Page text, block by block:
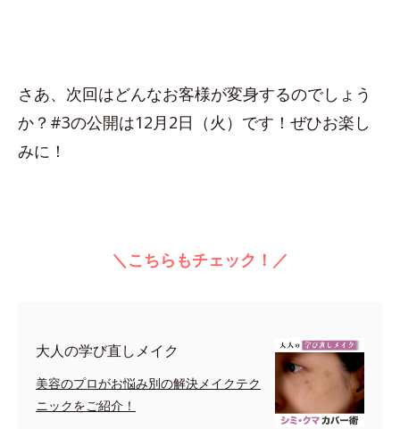
さあ、次回はどんなお客様が変身するのでしょう
か？#3の公開は12月2日（火）です！ぜひお楽し
みに！
＼こちらもチェック！／
大人の学び直しメイク
美容のプロがお悩み別の解決メイクテク
ニックをご紹介！